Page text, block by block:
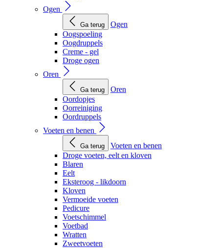
Ogen
Ga terug
Ogen
Oogspoeling
Oogdruppels
Creme - gel
Droge ogen
Oren
Ga terug
Oren
Oordopjes
Oorreiniging
Oordruppels
Voeten en benen
Ga terug
Voeten en benen
Droge voeten, eelt en kloven
Blaren
Eelt
Eksteroog - likdoorn
Kloven
Vermoeide voeten
Pedicure
Voetschimmel
Voetbad
Wratten
Zweetvoeten